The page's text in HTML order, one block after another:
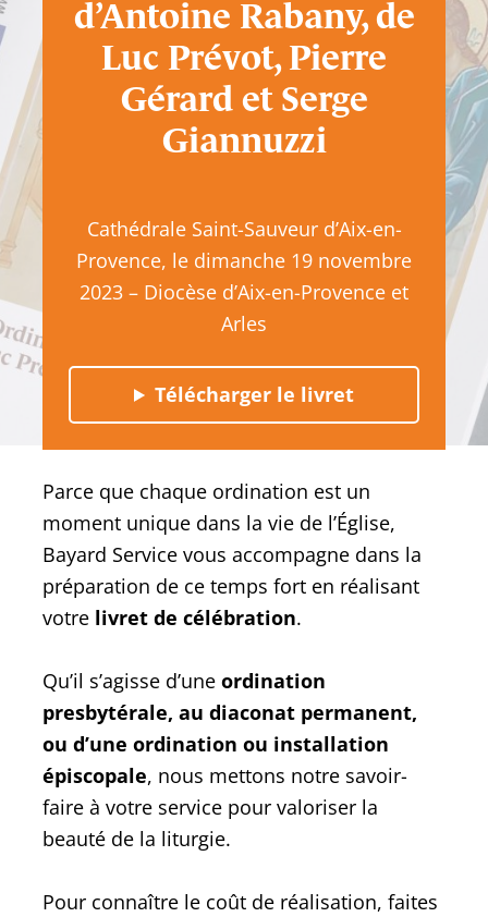
d’Antoine Rabany, de
Luc Prévot, Pierre
Gérard et Serge
Giannuzzi
Cathédrale Saint-Sauveur d’Aix-en-
Provence, le dimanche 19 novembre
2023 – Diocèse d’Aix-en-Provence et
Arles
Télécharger le livret
Parce que chaque ordination est un
moment unique dans la vie de l’Église,
Bayard Service vous accompagne dans la
préparation de ce temps fort en réalisant
votre livret de célébration.
Qu’il s’agisse d’uneordination
presbytérale, au diaconat permanent,
ou d’une ordination ou installation
épiscopale, nous mettons notre savoir-
faire à votre service pour valoriser la
beauté de la liturgie.
Pour connaître le coût de réalisation, faites